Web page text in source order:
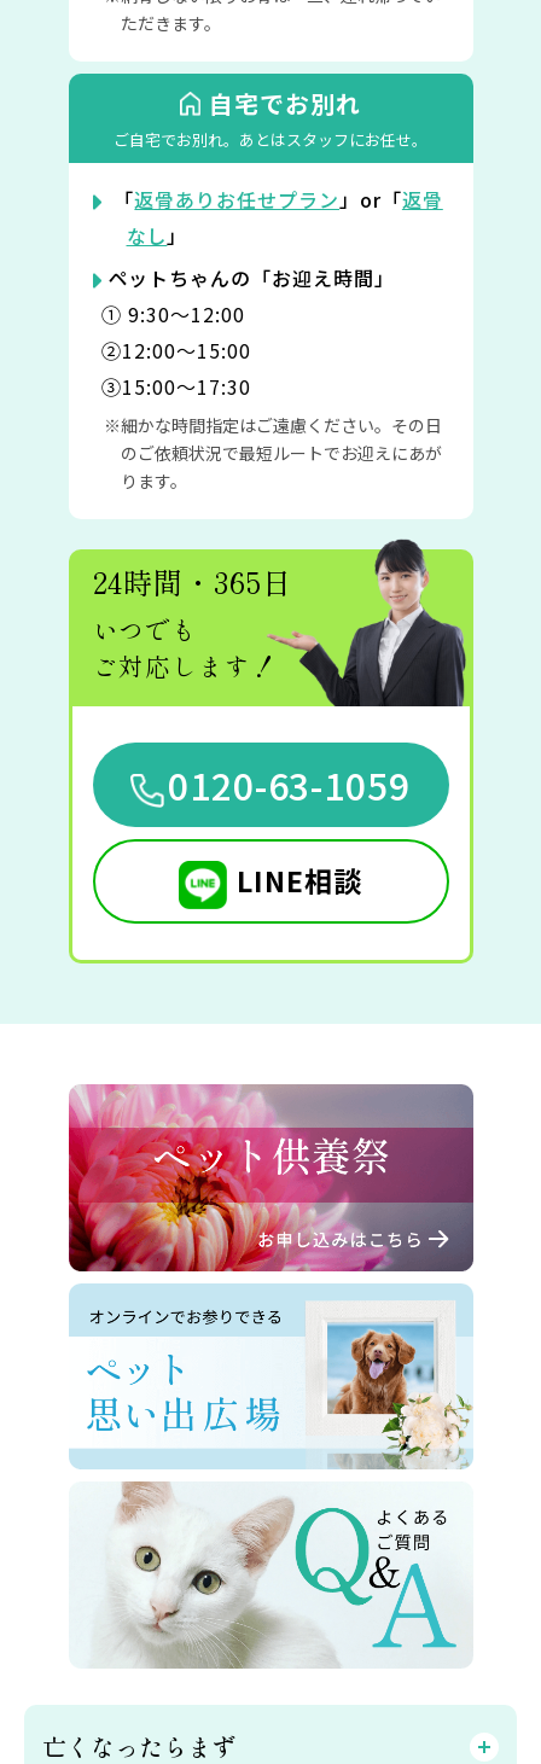
ただきます。
自宅でお別れ
ご自宅でお別れ。 あとはスタッフにお任せ。
「返骨ありお任せプラン」or「返骨
なし」
ペットちゃんの「お迎え時間」
① 9:30〜12:00
②12:00〜15:00
③15:00〜17:30
細かな時間指定はご遠慮ください。その日
のご依頼状況で最短ルートでお迎えにあが
ります。
24時間・365日
いつでも
ご対応します！
0120-63-1059
LINE相談
亡くなったらまず